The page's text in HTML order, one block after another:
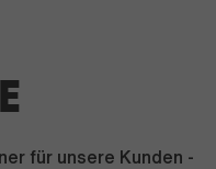
für unsere Kunden -